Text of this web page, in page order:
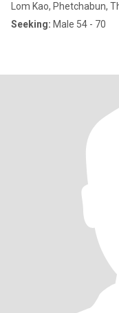
Lom Kao, Phetchabun,
Seeking: Male 54 - 70